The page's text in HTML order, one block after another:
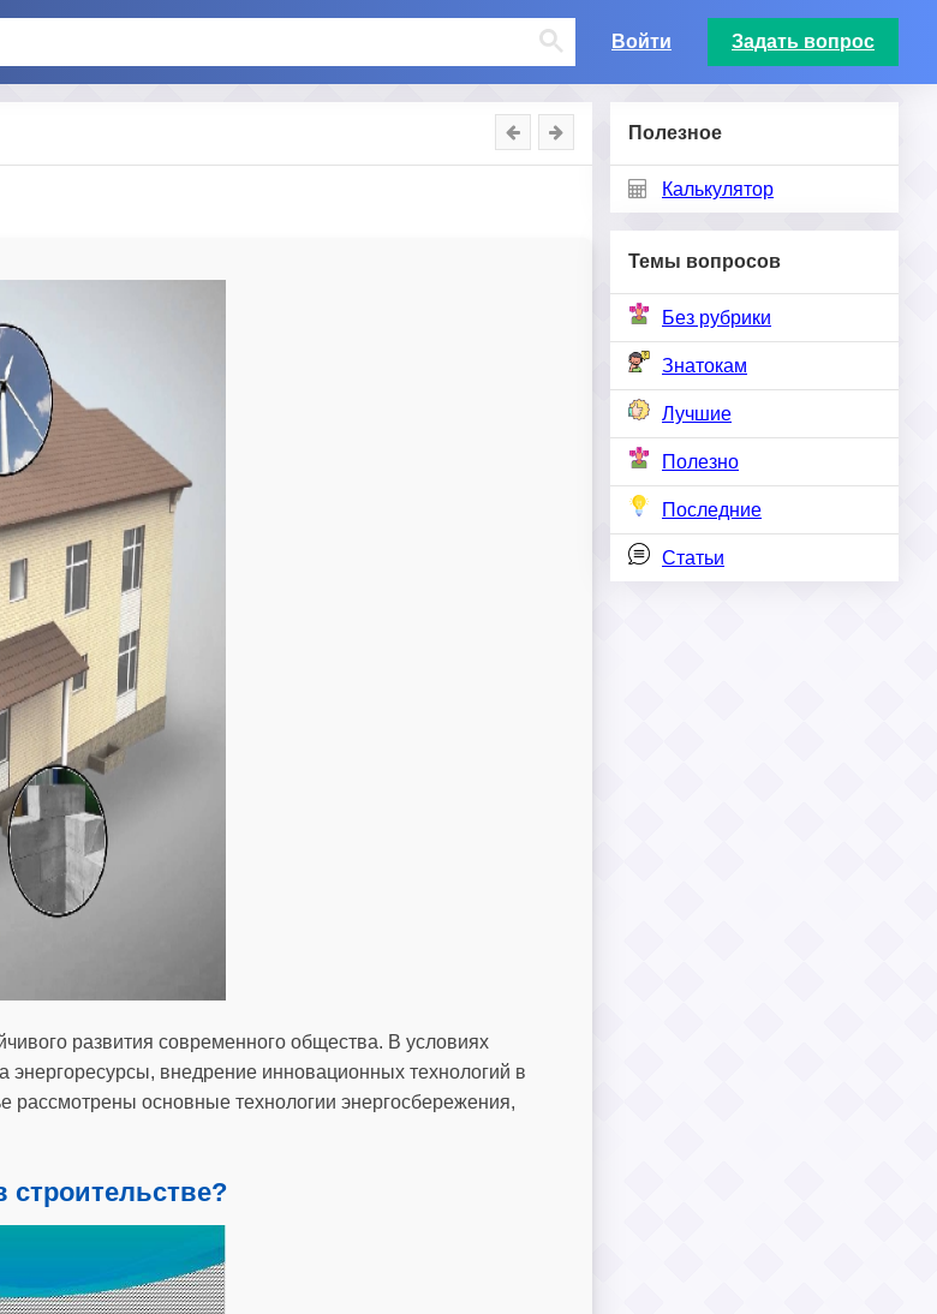
Войти Задать вопрос
Полезное
Калькулятор
Темы вопросов
Без рубрики
Знатокам
Лучшие
Полезно
Последние
Статьи
развития современного общества. В условиях
энергоресурсы, внедрение инновационных технологий в
рассмотрены основные технологии энергосбережения,
строительстве?